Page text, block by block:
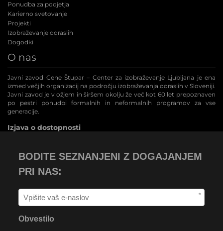
Ponudba za podjetja
Karierno svetovanje
Projekti
Izobraževanje odraslih
Dogodki
O nas
Javni zavod Cene Štupar – Center za izobraževanje Ljubljana je ena
izmed večjih organizacij na področju izobraževanja odraslih v Sloveniji.
Javni zavod je v ožjem in širšem okolju že več kot 60 let prepoznaven
po pestri ponudbi formalnih in neformalnih programov za vse
generacije.
Izjava o dostopnosti
BODITE SEZNANJENI Z DOGAJANJEM
PRI NAS:
*
Obvestilo